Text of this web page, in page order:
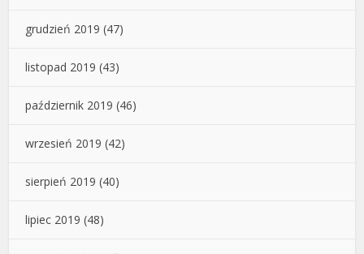
grudzień 2019 (47)
listopad 2019 (43)
październik 2019 (46)
wrzesień 2019 (42)
sierpień 2019 (40)
lipiec 2019 (48)